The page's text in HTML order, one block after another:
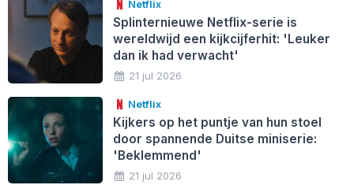
Netflix
Splinternieuwe Netflix-serie is
wereldwijd een kijkcijferhit: 'Leuker
dan ik had verwacht'
21 jul 2026
Netflix
Kijkers op het puntje van hun stoel
door spannende Duitse miniserie:
'Beklemmend'
21 jul 2026